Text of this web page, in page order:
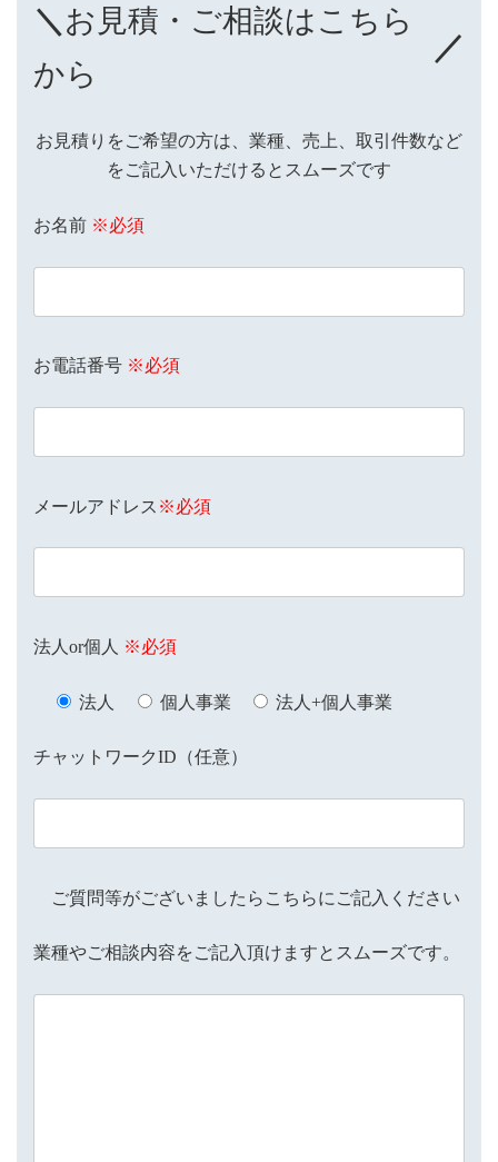
＼ お見積・ご相談はこちら
から
／
お見積りをご希望の方は、業種、売上、取引件数など
をご記入いただけるとスムーズです
お名前 ※必須
お電話番号 ※必須
メールアドレス ※必須
法人or個人 ※必須
法人 個人事業 法人+個人事業
チャットワークID（任意）
ご質問等がございましたらこちらにご記入ください
業種やご相談内容をご記入頂けますとスムーズです。